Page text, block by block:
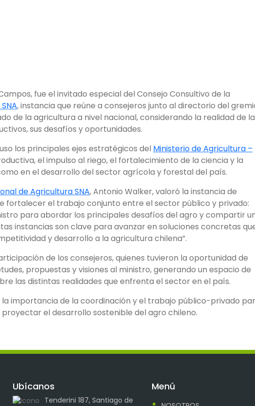
fue el invitado especial del Consejo Consultivo de la
, instancia que reúne a consejeros junto al directorio del
de la agricultura a nivel nacional, considerando la realidad de
sus desafíos y oportunidades.
los principales ejes estratégicos del Ministerio de Agricultura –
el impulso al riego, el fortalecimiento de la ciencia y la
en el desarrollo del sector agrícola y forestal del país.
de Agricultura SNA, Antonio Walker, valoró la instancia de
fortalecer el trabajo conjunto entre el sector público y privado:
para abordar los principales desafíos del agro y compartir
instancias son clave para avanzar en soluciones concretas
y desarrollo a la agricultura chilena”.
de los consejeros, quienes tuvieron la oportunidad de
propuestas y visiones al ministro, generando un espacio de
las distintas realidades que enfrenta el sector en el país.
importancia de la coordinación y el trabajo público-privado
el desarrollo sostenible del agro chileno.
Ubícanos
Tenderini 187, Santiago de
Menú